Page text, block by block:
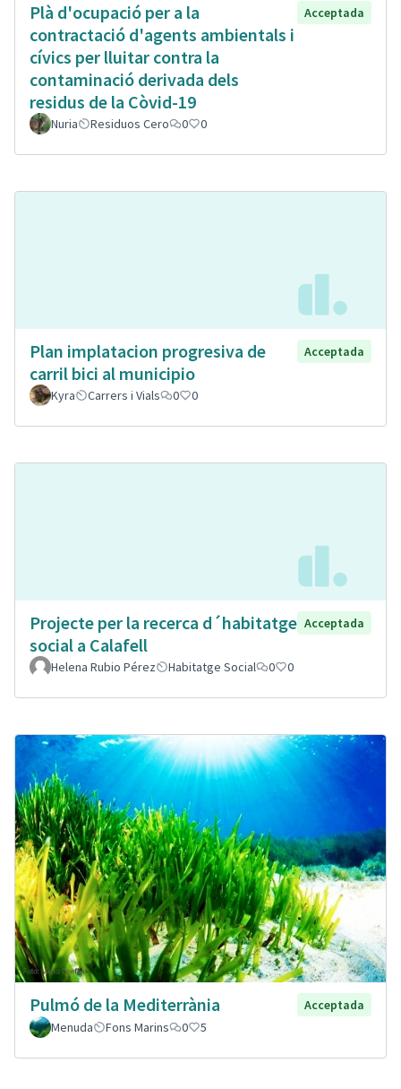
Plà d'ocupació per a la
contractació d'agents ambientals i
cívics per lluitar contra la
contaminació derivada dels
residus de la Còvid-19
Acceptada
Nuria Residuos Cero 0 0
Plan implatacion progresiva de
carril bici al municipio
Acceptada
Kyra Carrers i Vials 0 0
Projecte per la recerca d´habitatge
social a Calafell
Acceptada
Helena Rubio Pérez Habitatge Social 0 0
Pulmó de la Mediterrània
Acceptada
Menuda
Fons Marins 0 5